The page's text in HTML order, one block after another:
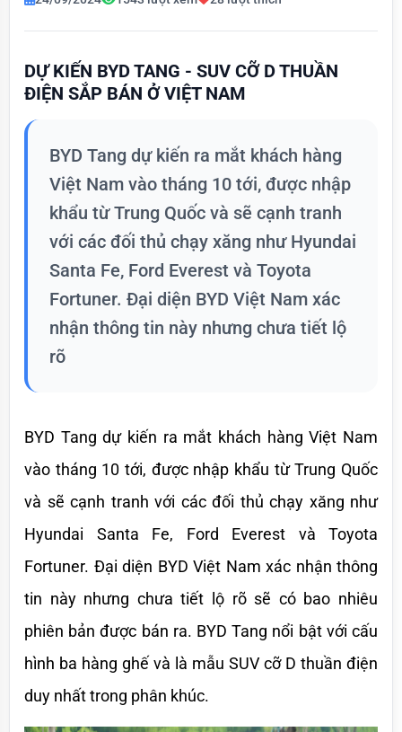
DỰ KIẾN BYD TANG - SUV CỠ D THUẦN
ĐIỆN SẮP BÁN Ở VIỆT NAM
BYD Tang dự kiến ra mắt khách hàng
Việt Nam vào tháng 10 tới, được nhập
khẩu từ Trung Quốc và sẽ cạnh tranh
với các đối thủ chạy xăng như Hyundai
Santa Fe, Ford Everest và Toyota
Fortuner. Đại diện BYD Việt Nam xác
nhận thông tin này nhưng chưa tiết lộ
rõ
BYD Tang dự kiến ra mắt khách hàng Việt Nam
vào tháng 10 tới, được nhập khẩu từ Trung Quốc
và sẽ cạnh tranh với các đối thủ chạy xăng như
Hyundai Santa Fe, Ford Everest và Toyota
Fortuner. Đại diện BYD Việt Nam xác nhận thông
tin này nhưng chưa tiết lộ rõ sẽ có bao nhiêu
phiên bản được bán ra. BYD Tang nổi bật với cấu
hình ba hàng ghế và là mẫu SUV cỡ D thuần điện
duy nhất trong phân khúc.